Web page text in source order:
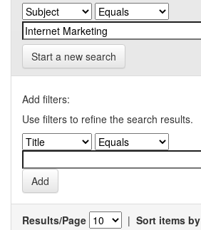
Start a new search
Add filters:
Use filters to refine the search results.
Results/Page | Sort items by